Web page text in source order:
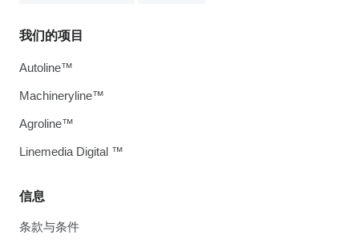
信息
条款与条件
我们的项目
Autoline™
Machineryline™
Agroline™
Linemedia Digital ™